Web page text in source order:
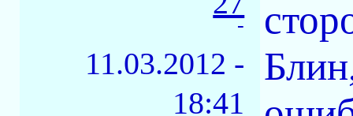
-
11.03.2012 -
18:41